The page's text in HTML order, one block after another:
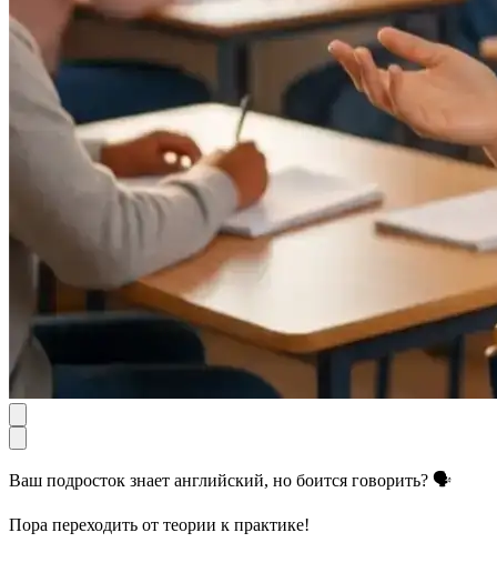
Ваш подросток знает английский, но боится говорить? 🗣️
Пора переходить от теории к практике!